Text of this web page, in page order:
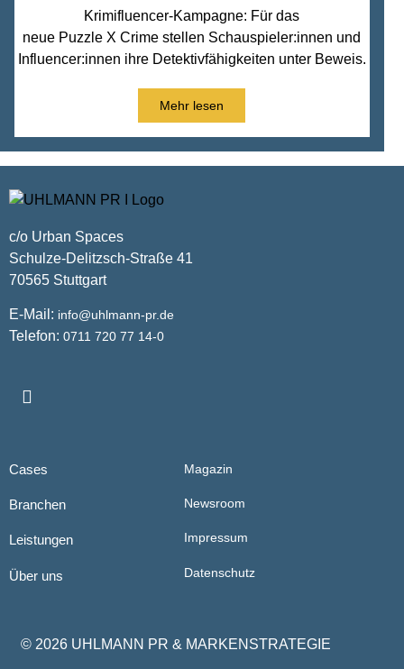
Krimifluencer-Kampagne: Für das
neue Puzzle X Crime stellen Schauspieler:innen und
Influencer:innen ihre Detektivfähigkeiten unter Beweis.
Mehr lesen
c/o Urban Spaces
Schulze-Delitzsch-Straße 41
70565 Stuttgart
E-Mail: info@uhlmann-pr.de
Telefon:0711 720 77 14-0
Cases
Branchen
Leistungen
Über uns
Magazin
Newsroom
Impressum
Datenschutz
© 2026 UHLMANN PR & MARKENSTRATEGIE